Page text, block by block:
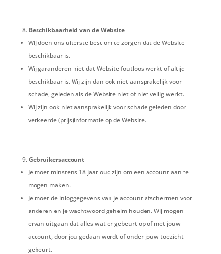
Beschikbaarheid van de Website
Wij doen ons uiterste best om te zorgen dat de Website
beschikbaar is.
Wij garanderen niet dat Website foutloos werkt of altijd
beschikbaar is. Wij zijn dan ook niet aansprakelijk voor
schade, geleden als de Website niet of niet veilig werkt.
Wij zijn ook niet aansprakelijk voor schade geleden door
verkeerde (prijs)informatie op de Website.
Gebruikersaccount
Je moet minstens 18 jaar oud zijn om een account aan te
mogen maken.
Je moet de inloggegevens van je account afschermen voor
anderen en je wachtwoord geheim houden. Wij mogen
ervan uitgaan dat alles wat er gebeurt op of met jouw
account, door jou gedaan wordt of onder jouw toezicht
gebeurt.